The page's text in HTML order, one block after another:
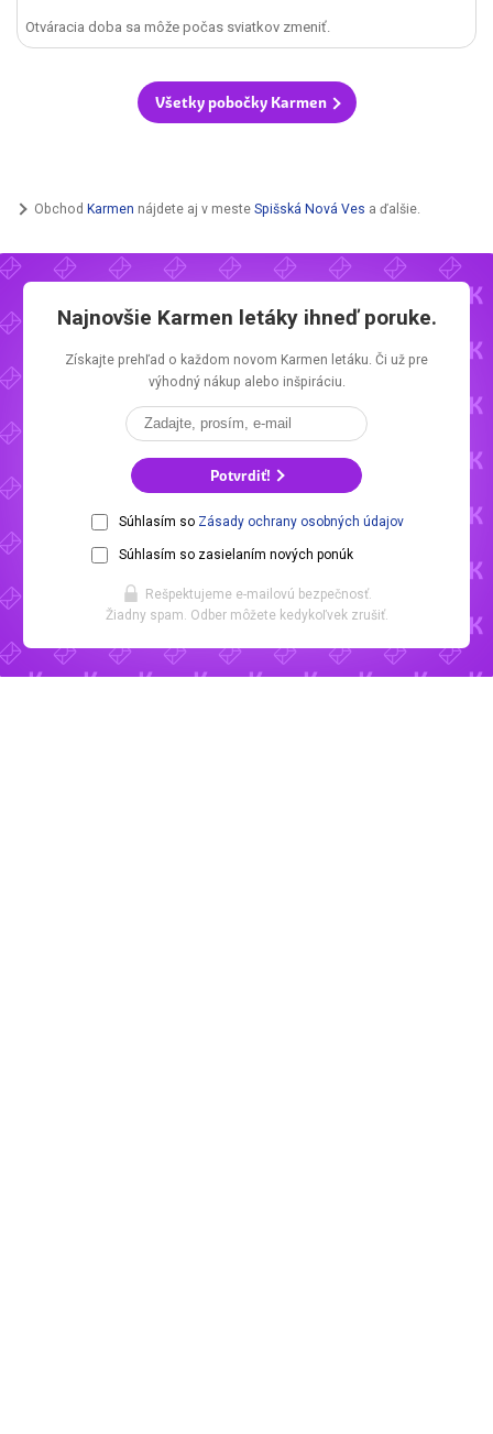
Otváracia doba sa môže počas sviatkov zmeniť.
Všetky pobočky Karmen
Obchod Karmen nájdete aj v meste Spišská Nová Ves a ďalšie.
Najnovšie Karmen letákyihneď poruke.
Získajte prehľad o každom novom Karmen letáku. Či už pre
výhodný nákup alebo inšpiráciu.
Potvrdiť!
Súhlasím so Zásady ochrany osobných údajov
Súhlasím so zasielaním nových ponúk
Rešpektujeme e-mailovú bezpečnosť.
Žiadny spam. Odber môžete kedykoľvek zrušiť.